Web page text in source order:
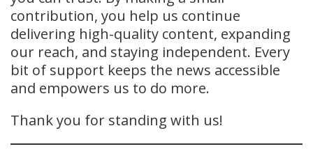
contribution, you help us continue
delivering high-quality content, expanding
our reach, and staying independent. Every
bit of support keeps the news accessible
and empowers us to do more.
Thank you for standing with us!